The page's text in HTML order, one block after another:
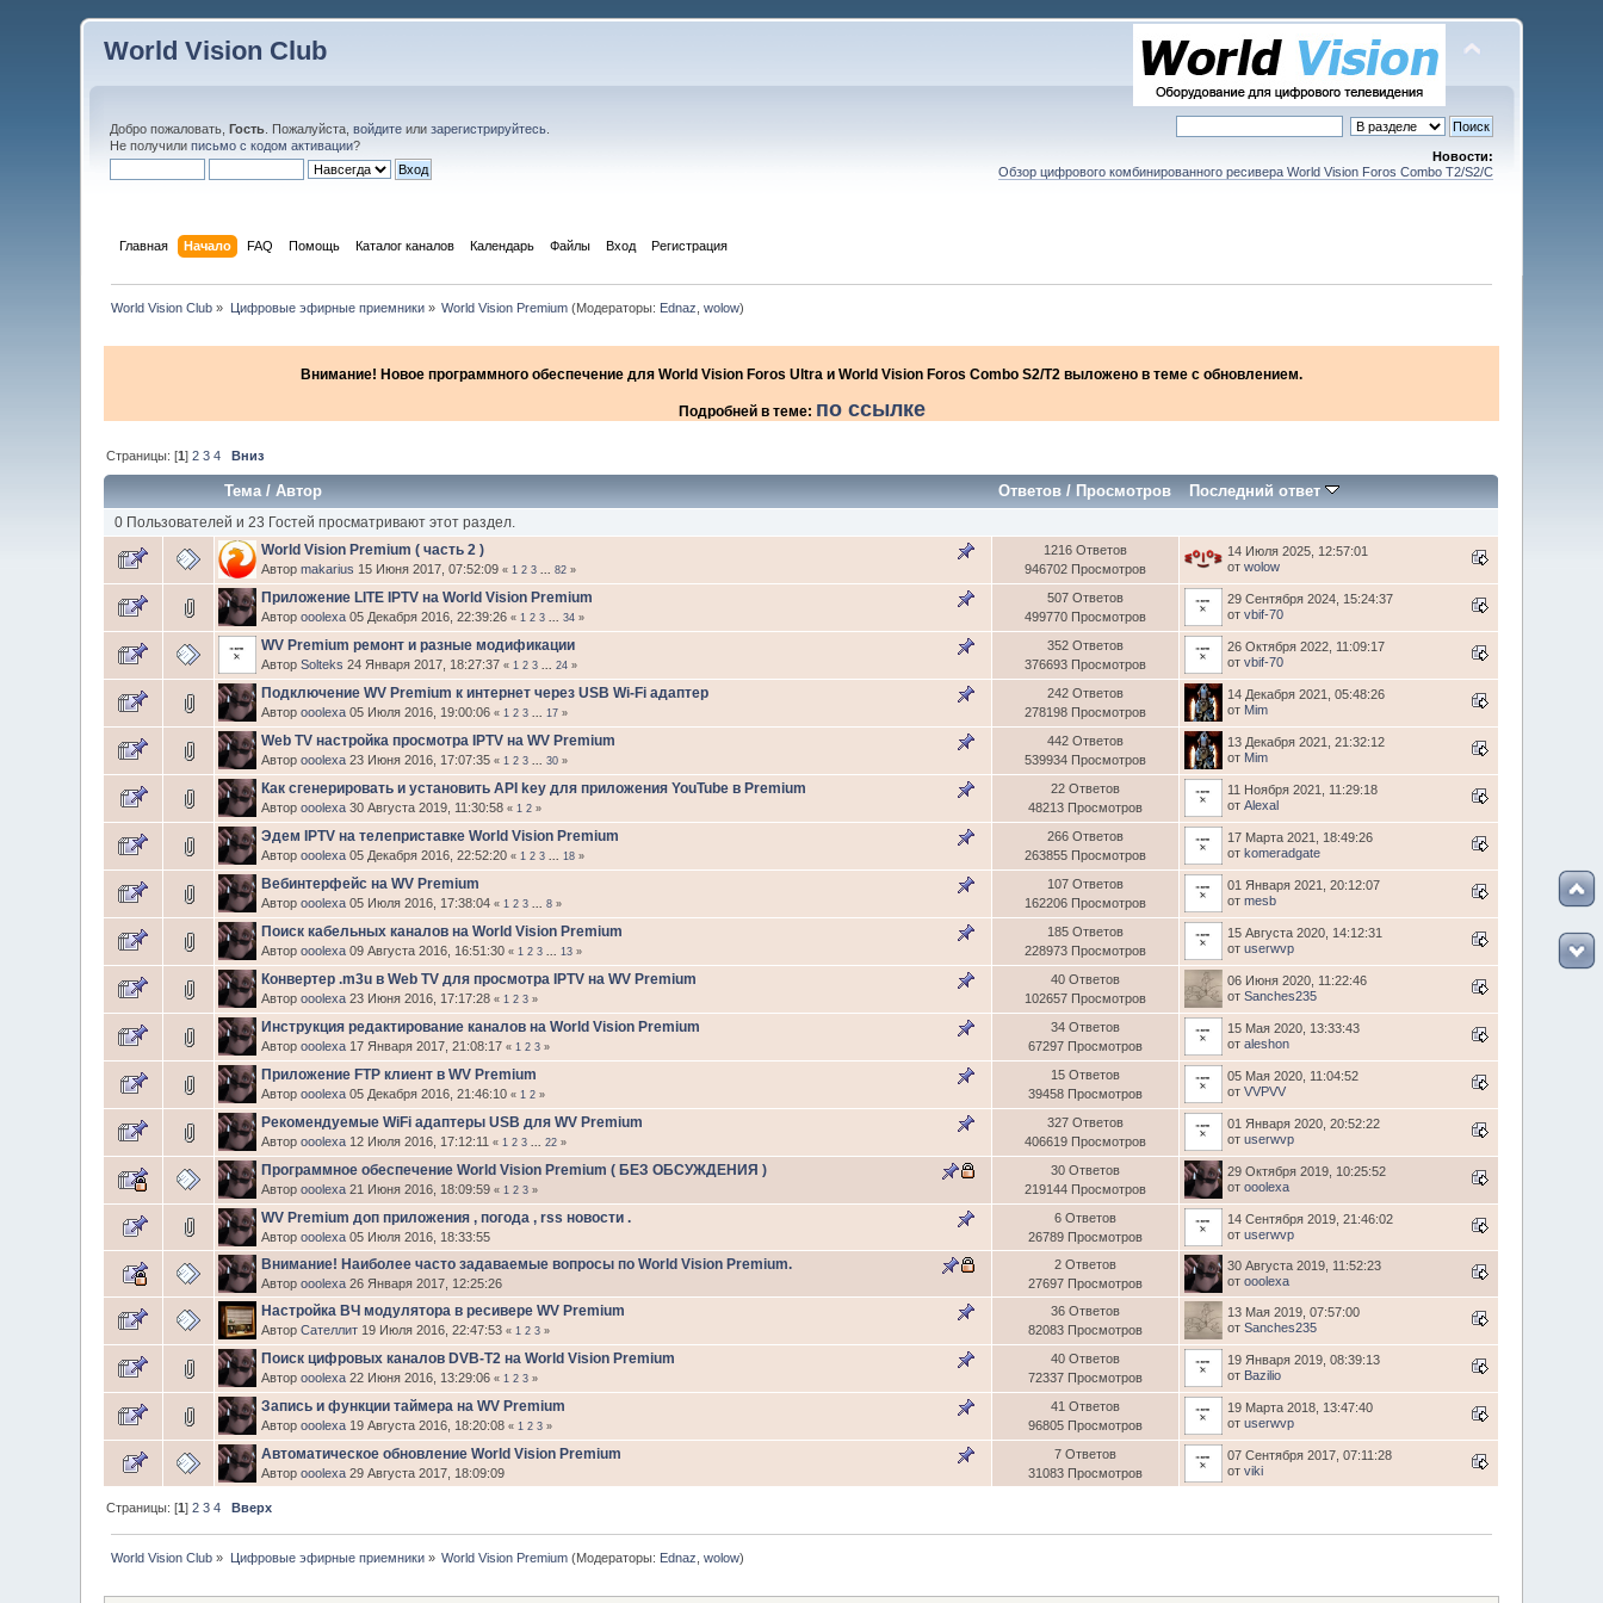
World Vision Club
Добро пожаловать,Гость . Пожалуйста,войдите илизарегистрируйтесь
Не получилиписьмо с кодом активации?
Новости:
Обзор цифрового комбинированного ресивера World Vision Foros Combo T2/S2/C
Главная Начало FAQ Помощь Каталог каналов Календарь Файлы Вход Регистрация
World Vision Club » Цифровые эфирные приемники» World Vision Premium (Модераторы: Ednaz ,wolow)
Внимание! Новое программного обеспечение для World Vision Foros Ultra и World Vision Foros Combo S2/T2 выложено в теме с обновлением.
Подробней в теме: по ссылке
Страницы: [1]2 3 4 Вниз
Тема /Автор Ответов / Просмотров Последний ответ
0 Пользователей и 23 Гостей просматривают этот раздел.
World Vision Premium ( часть 2 )
Авторmakarius 15 Июня 2017, 07:52:09« 1 2 3 ...82 »
1216 Ответов
946702 Просмотров
14 Июля 2025, 12:57:01
отwolow
Приложение LITE IPTV на World Vision Premium
Авторooolexa 05 Декабря 2016, 22:39:26« 1 2 3 ...34 »
507 Ответов
499770 Просмотров
29 Сентября 2024, 15:24:37
отvbif-70
WV Premium ремонт и разные модификации
АвторSolteks 24 Января 2017, 18:27:37« 1 2 3 ...24 »
352 Ответов
376693 Просмотров
26 Октября 2022, 11:09:17
отvbif-70
Подключение WV Premium к интернет через USB Wi-Fi адаптер
Авторooolexa 05 Июля 2016, 19:00:06« 1 2 3 17 »
242 Ответов
278198 Просмотров
14 Декабря 2021, 05:48:26
от Mim
Web TV настройка просмотра IPTV на WV Premium
Авторooolexa 23 Июня 2016, 17:07:35« 1 2 3 ...30 »
442 Ответов
539934 Просмотров
13 Декабря 2021, 21:32:12
от Mim
Как сгенерировать и установить API key для приложения YouTube в Premium
Авторooolexa 30 Августа 2019, 11:30:58« 1 2 »
22 Ответов
48213 Просмотров
11 Ноября 2021, 11:29:18
отAlexal
Эдем IPTV на телеприставке World Vision Premium
Авторooolexa 05 Декабря 2016, 22:52:20« 1 2 3 18 »
266 Ответов
263855 Просмотров
17 Марта 2021, 18:49:26
отkomeradgate
Вебинтерфейс на WV Premium
Авторooolexa 05 Июля 2016, 17:38:04« 1 2 3 ...8 »
107 Ответов
162206 Просмотров
01 Января 2021, 20:12:07
отmesb
Поиск кабельных каналов на World Vision Premium
Авторooolexa 09 Августа 2016, 16:51:30« 1 2 3 13 »
185 Ответов
228973 Просмотров
15 Августа 2020, 14:12:31
отuserwvp
Конвертер .m3u в Web TV для просмотра IPTV на WV Premium
Авторooolexa 23 Июня 2016, 17:17:28« 1 2 3 »
40 Ответов
102657 Просмотров
06 Июня 2020, 11:22:46
отSanches235
Инструкция редактирование каналов на World Vision Premium
Авторooolexa 17 Января 2017, 21:08:17« 1 2 3 »
34 Ответов
67297 Просмотров
15 Мая 2020, 13:33:43
отaleshon
Приложение FTP клиент в WV Premium
Авторooolexa 05 Декабря 2016, 21:46:10« 1 2 »
15 Ответов
39458 Просмотров
05 Мая 2020, 11:04:52
отVVPVV
Рекомендуемые WiFi адаптеры USB для WV Premium
Авторooolexa 12 Июля 2016, 17:12:11« 1 2 3 ...22 »
327 Ответов
406619 Просмотров
01 Января 2020, 20:52:22
отuserwvp
Программное обеспечение World Vision Premium ( БЕЗ ОБСУЖДЕНИЯ )
Авторooolexa 21 Июня 2016, 18:09:59« 1 2 3 »
30 Ответов
219144 Просмотров
29 Октября 2019, 10:25:52
отooolexa
WV Premium доп приложения , погода , rss новости .
Авторooolexa 05 Июля 2016, 18:33:55
6 Ответов
26789 Просмотров
14 Сентября 2019, 21:46:02
отuserwvp
Внимание! Наиболее часто задаваемые вопросы по World Vision Premium.
Авторooolexa 26 Января 2017, 12:25:26
2 Ответов
27697 Просмотров
30 Августа 2019, 11:52:23
отooolexa
Настройка ВЧ модулятора в ресивере WV Premium
АвторСателлит 19 Июля 2016, 22:47:53« 1 2 3 »
36 Ответов
82083 Просмотров
13 Мая 2019, 07:57:00
отSanches235
Поиск цифровых каналов DVB-T2 на World Vision Premium
Авторooolexa 22 Июня 2016, 13:29:06« 1 2 3 »
40 Ответов
72337 Просмотров
19 Января 2019, 08:39:13
от Bazilio
Запись и функции таймера на WV Premium
Авторooolexa 19 Августа 2016, 18:20:08« 1 2 3 »
41 Ответов
96805 Просмотров
19 Марта 2018, 13:47:40
отuserwvp
Автоматическое обновление World Vision Premium
Авторooolexa 29 Августа 2017, 18:09:09
7 Ответов
31083 Просмотров
07 Сентября 2017, 07:11:28
отviki
Страницы: [1]2 3 4 Вверх
World Vision Club » Цифровые эфирные приемники» World Vision Premium (Модераторы: Ednaz ,wolow)